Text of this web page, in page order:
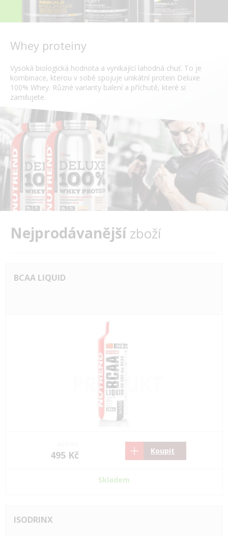
Whey proteiny
Vysoká biologická hodnota a vynikající lahodná chuť. To je
kombinace, kterou v sobě spojuje unikátní protein Deluxe
100% Whey. Různé varianty balení a příchutě, které si
zamilujete.
Nejprodávanějšízboží
BCAA LIQUID
495 Kč Koupit
Skladem
ISODRINX